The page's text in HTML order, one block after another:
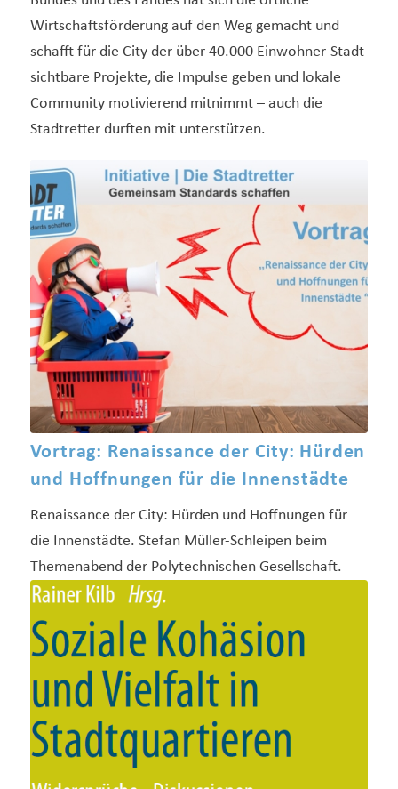
Wirtschaftsförderung auf den Weg gemacht und
schafft für die City der über 40.000 Einwohner-Stadt
sichtbare Projekte, die Impulse geben und lokale
Community motivierend mitnimmt – auch die
Stadtretter durften mit unterstützen.
Vortrag: Renaissance der City: Hürden
und Hoffnungen für die Innenstädte
Renaissance der City: Hürden und Hoffnungen für
die Innenstädte. Stefan Müller-Schleipen beim
Themenabend der Polytechnischen Gesellschaft.